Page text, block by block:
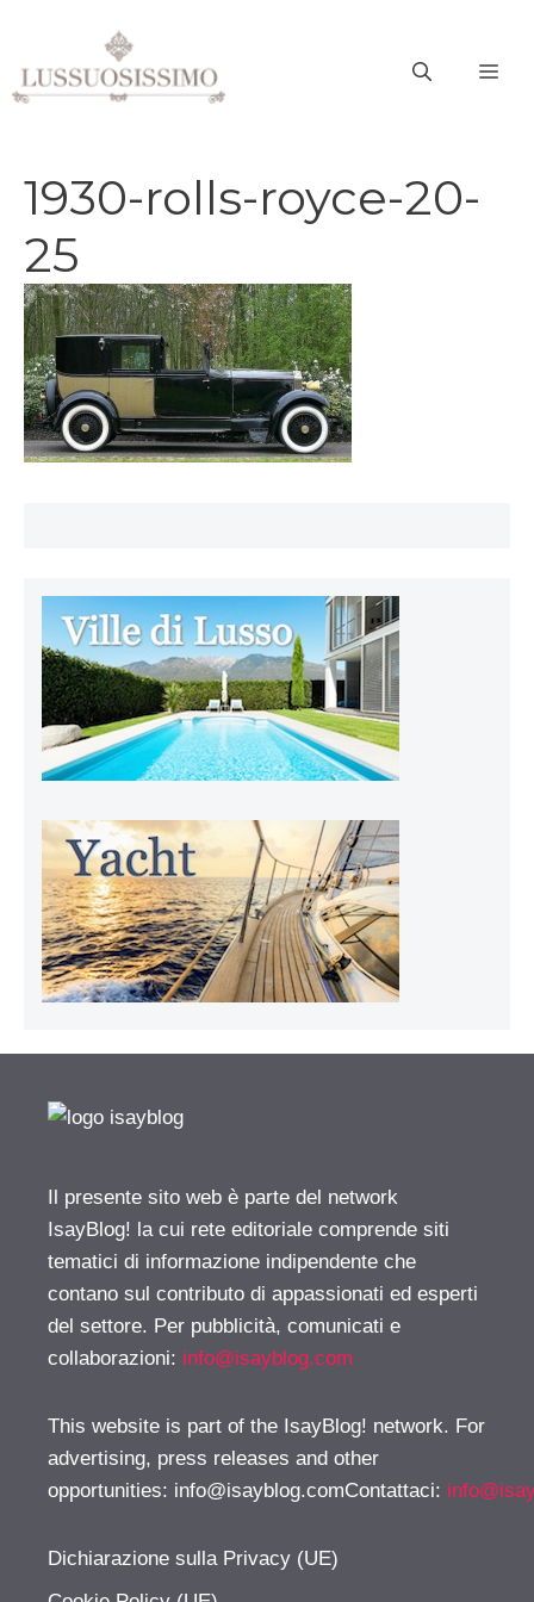
contenuto
1930-rolls-royce-20-
25
Il presente sito web è parte del network
IsayBlog! la cui rete editoriale comprende siti
tematici di informazione indipendente che
contano sul contributo di appassionati ed esperti
del settore. Per pubblicità, comunicati e
collaborazioni: info@isayblog.com
This website is part of the IsayBlog! network. For
advertising, press releases and other
opportunities: info@isayblog.comContattaci:
Dichiarazione sulla Privacy (UE)